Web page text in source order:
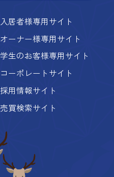
入居者様専用サイト
オーナー様専用サイト
学生のお客様専用サイト
コーポレートサイト
採用情報サイト
売買検索サイト